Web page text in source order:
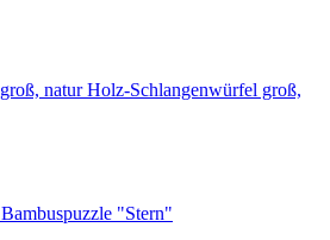
Holz-Schlangenwürfel groß,
Bambuspuzzle "Stern"